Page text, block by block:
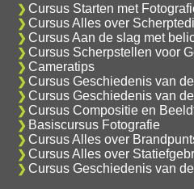
Cursus Starten met
Cursus Alles over
Cursus Aan de slag met
Cursus Scherpstellen voor
Cameratips
Cursus Geschiedenis van
Cursus Geschiedenis van
Cursus Compositie en
Basiscursus Fotografie
Cursus Alles over
Cursus Alles over
Cursus Geschiedenis van